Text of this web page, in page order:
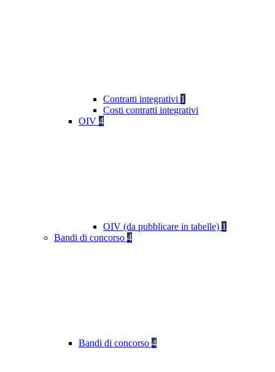
Contratti integrativi 1
Costi contratti integrativi
OIV 4
OIV (da pubblicare in tabelle) 1
Bandi di concorso 4
Bandi di concorso 4